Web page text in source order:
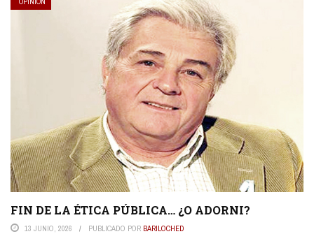
FIN DE LA ÉTICA PÚBLICA… ¿O ADORNI?
13 JUNIO, 2026 PUBLICADO POR BARILOCHED